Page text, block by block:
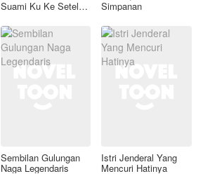
Suami Ku Ke Setelan Simpanan
Sembilan Gulungan
Naga Legendaris
Istri Jenderal Yang
Mencuri Hatinya